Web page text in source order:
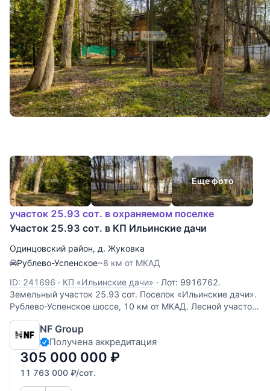
Еще фото
участок 25.93 сот. в охраняемом поселке
Участок 25.93 сот. в КП Ильинские дачи
Одинцовский район, д. Жуковка
Рублево-Успенское~8 км от МКАД
ID: 241696 · КП «Ильинские дачи» · Лот: 9916762.
Земельный участок 25.93 cот. Поселок «Ильинские дачи».
Рублево-Успенское шоссе, 10 км от МКАД. Лесной участок
в живописном коттеджном поселке «Ильинские дачи» в 10
км от Рублево-Успенского шоссе. Общая площадь участка
составляет
NF Group
Получена аккредитация
305 000 000 ₽
11 763 000 ₽/сот.